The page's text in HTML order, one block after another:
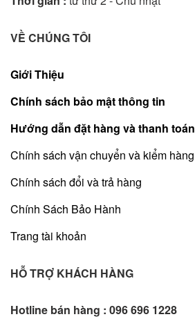
VỀ CHÚNG TÔI
Giới Thiệu
Chính sách bảo mật thông tin
Hướng dẫn đặt hàng và thanh toán
Chính sách vận chuyển và kiểm hàng
Chính sách đổi và trả hàng
Chính Sách Bảo Hành
Trang tài khoản
HỖ TRỢ KHÁCH HÀNG
Hotline bán hàng : 096 696 1228